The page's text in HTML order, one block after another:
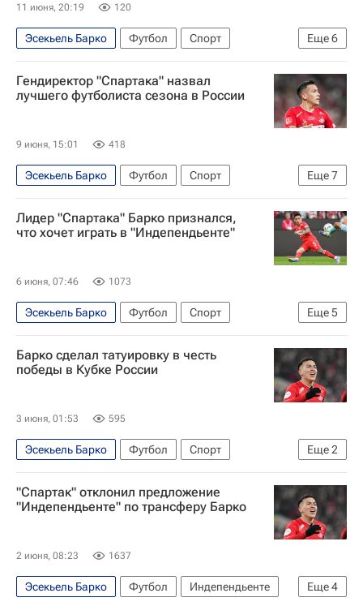
11 июня, 20:19 120
Еще6
Эсекьель Барко Футбол
Спорт
Чемпионат Испании по футболу
Пабло Солари
Руслан Литвинов
Ривер Плейт
Гендиректор "Спартака" назвал
лучшего футболиста сезона в России
9 июня, 15:01 418
Еще7
Эсекьель Барко Футбол
Спорт
Игорь Дмитриев
Игорь Дмитриев (24.07.2004)
Спартак Москва
Роман Зобнин
Лидер "Спартака" Барко признался,
что хочет играть в "Индепендьенте"
6 июня, 07:46 1073
Еще5
Эсекьель Барко Футбол
Спорт
Аргентина
Спартак Москва
Индепендьенте
Ривер Плейт
Барко сделал татуировку в честь
победы в Кубке России
3 июня, 01:53 595
Еще2
Эсекьель Барко Футбол
Спорт
Спартак Москва
Кубок России по футболу
"Спартак" отклонил предложение
"Индепендьенте" по трансферу Барко
2 июня, 08:23 1637
Еще4
Эсекьель Барко Футбол
Индепендьенте